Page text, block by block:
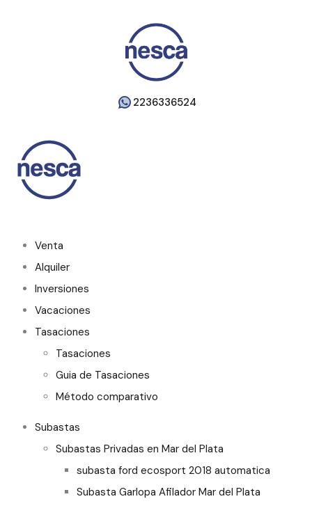
2236336524
Venta
Alquiler
Inversiones
Vacaciones
Tasaciones
Tasaciones
Guia de Tasaciones
Método comparativo
Subastas
Subastas Privadas en Mar del Plata
subasta ford ecosport 2018 automatica
Subasta Garlopa Afilador Mar del Plata